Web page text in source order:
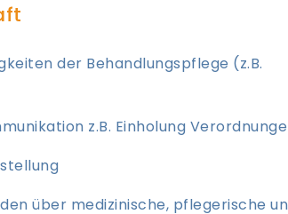
der Behandlungspflege (z.B.
z.B. Einholung
über medizinische, pflegerische